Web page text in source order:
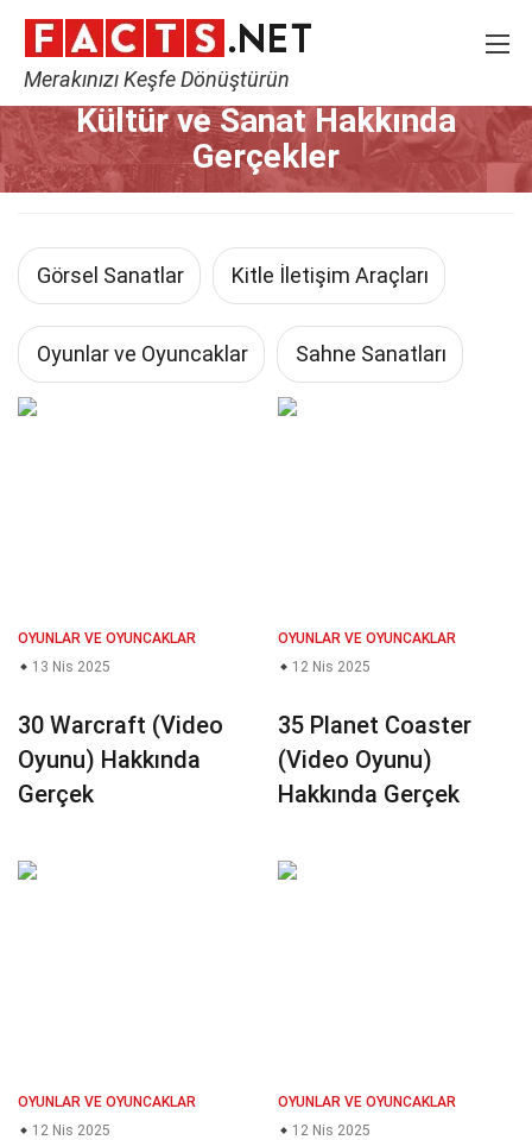
Merakınızı Keşfe Dönüştürün
Home Kültür ve Sanat
Kültür ve Sanat Hakkında
Gerçekler
Görsel Sanatlar Kitle İletişim Araçları
Oyunlar ve Oyuncaklar Sahne Sanatları
OYUNLAR VE OYUNCAKLAR
13 Nis 2025
30 Warcraft (Video
Oyunu) Hakkında
Gerçek
OYUNLAR VE OYUNCAKLAR
12 Nis 2025
35 Planet Coaster
(Video Oyunu)
Hakkında Gerçek
OYUNLAR VE OYUNCAKLAR
12 Nis 2025
OYUNLAR VE OYUNCAKLAR
12 Nis 2025